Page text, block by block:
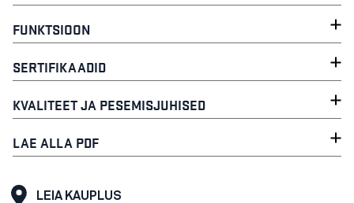
FUNKTSIOON
SERTIFIKAADID
KVALITEET JA PESEMISJUHISED
LAE ALLA PDF
LEIA KAUPLUS